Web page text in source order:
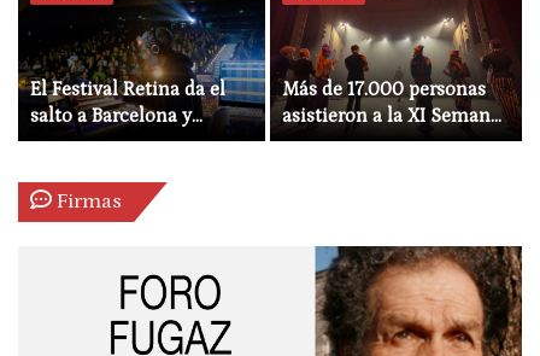
El Festival Retina da el
salto a Barcelona y
Madrid y firma su edición
Zaragoza
Más de 17.000 personas
asistieron a la XI Semana
Mágica de Gijón
Firmas